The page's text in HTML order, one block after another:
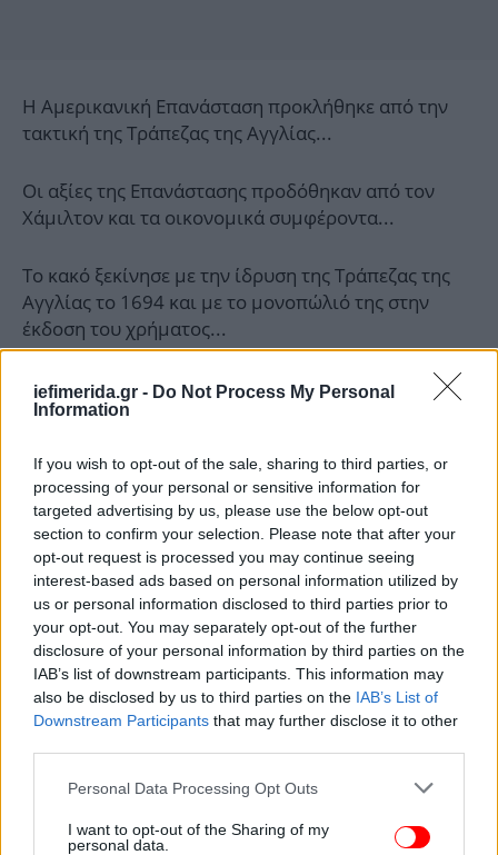
iefimerida.gr - Do Not Process My Personal
Information
If you wish to opt-out of the sale, sharing to third parties, or
processing of your personal or sensitive information for
targeted advertising by us, please use the below opt-out
section to confirm your selection. Please note that after your
opt-out request is processed you may continue seeing
interest-based ads based on personal information utilized by
us or personal information disclosed to third parties prior to
your opt-out. You may separately opt-out of the further
disclosure of your personal information by third parties on the
IAB’s list of downstream participants. This information may
also be disclosed by us to third parties on the IAB’s List of
Downstream Participants that may further disclose it to other
Please note that this website/app uses one or more Google
not limited to your visit or usage behaviour. You may click to
Personal Data Processing Opt Outs
I want to opt-out of the Sharing of my
personal data.
Η Αμερικανική Επανάσταση προκλήθηκε από την
τακτική της Τράπεζας της Αγγλίας...
Οι αξίες της Επανάστασης προδόθηκαν από τον
Χάμιλτον και τα οικονομικά συμφέροντα...
Το κακό ξεκίνησε με την ίδρυση της Τράπεζας της
Αγγλίας το 1694 και με το μονοπώλιό της στην
έκδοση του χρήματος...
Η αμερικανική ιστορία είναι η απόδειξη πως οι
πόλεμοι προκαλούνται για να προκύψουν χρέη και
Κάθε επανάσταση τελικά προδίδεται...
Αυτές είμαι μερικές μονάχα από τις μύριες
αφοριστικές αποφάνσεις ενός υπέρλαμπρου -μέχρι
συσκοτίσεως- νου, που είχε καταλάβει πως ο 2ος
παγκόσμιος πόλεμος δεν οφειλόταν σε κάποια
ιδιοτροπία εκ μέρους του Μουσολίνι ή του Χίτλερ,
αλλά στη στρατηγική των τραπεζών, των πιστωτών
και των τοκογλύφων.
πρόβλημα του ανθρώπου δεν ήταν ποτέ
οντολογικό, αλλά ωμά οικονομικό, για να μην